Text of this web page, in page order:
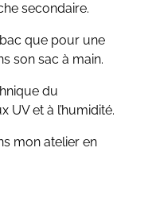
secondaire.
que pour une
son sac à main.
du
UV et à l’humidité.
mon atelier en